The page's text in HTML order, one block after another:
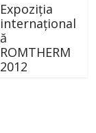
Expoziția
internațional
ă
ROMTHERM
2012